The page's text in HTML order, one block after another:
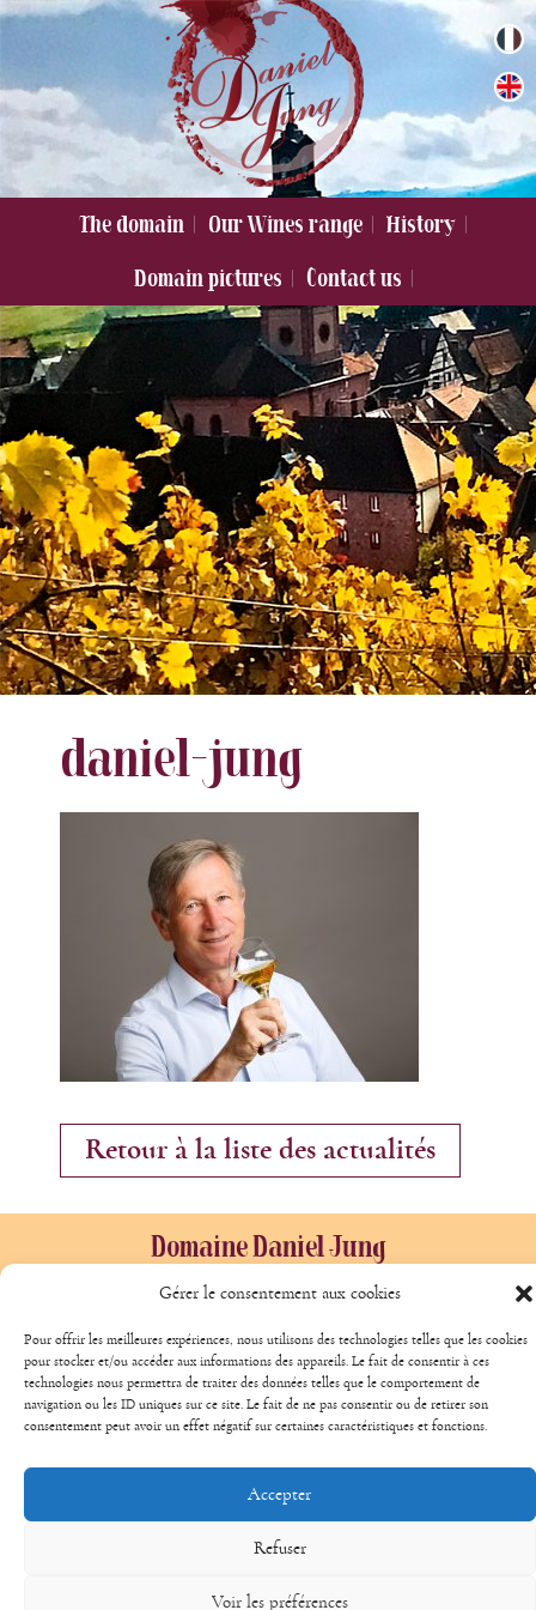
Gérer le consentement aux cookies
Pour offrir les meilleures expériences, nous utilisons des technologies telles que les cookies
pour stocker et/ou accéder aux informations des appareils. Le fait de consentir à ces
technologies nous permettra de traiter des données telles que le comportement de
navigation ou les ID uniques sur ce site. Le fait de ne pas consentir ou de retirer son
consentement peut avoir un effet négatif sur certaines caractéristiques et fonctions.
Accepter
Refuser
Voir les préférences
Domaine Jung
The domain Our Wines range
History
Domain pictures
Contact us
daniel-jung
Retour à la liste des actualités
Domaine Daniel Jung
14 Rue de la Couronne
+33 389 478 016
+33 608813485
+33 647893861
Follow us :